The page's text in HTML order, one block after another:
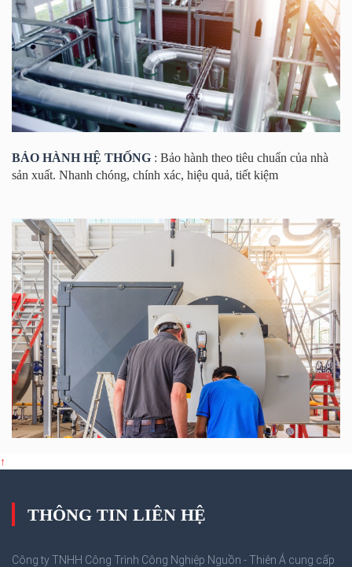
BẢO HÀNH HỆ THỐNG : Bảo hành theo tiêu chuẩn của nhà
sản xuất. Nhanh chóng, chính xác, hiệu quả, tiết kiệm
↑
THÔNG TIN LIÊN HỆ
Công ty TNHH Công Trình Công Nghiệp Nguồn - Thiên Á cung cấp